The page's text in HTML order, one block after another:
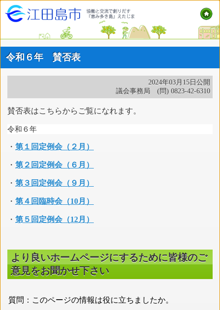
令和６年 賛否表
2024年03月15日公開
議会事務局 (問) 0823-42-6310
賛否表はこちらからご覧になれます。
令和６年
・ 第１回定例会（２月）
・ 第２回定例会（６月）
・ 第３回定例会（９月）
・ 第４回臨時会（10月）
・ 第５回定例会（12月）
より良いホームページにするために皆様のご
意見をお聞かせ下さい
質問：このページの情報は役に立ちましたか。